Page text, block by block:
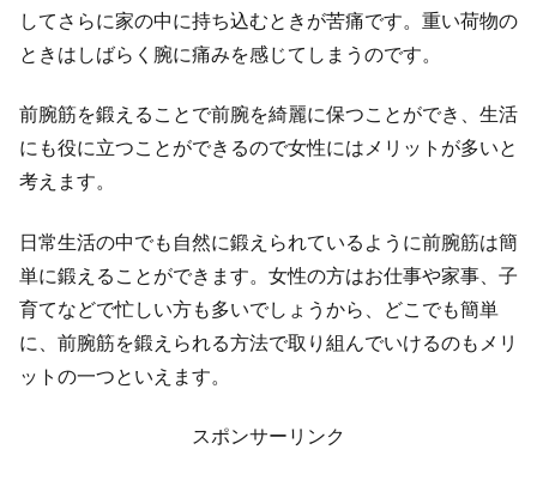
してさらに家の中に持ち込むときが苦痛です。重い荷物の
ときはしばらく腕に痛みを感じてしまうのです。
前腕筋を鍛えることで前腕を綺麗に保つことができ、生活
にも役に立つことができるので女性にはメリットが多いと
考えます。
日常生活の中でも自然に鍛えられているように前腕筋は簡
単に鍛えることができます。女性の方はお仕事や家事、子
育てなどで忙しい方も多いでしょうから、どこでも簡単
に、前腕筋を鍛えられる方法で取り組んでいけるのもメリ
ットの一つといえます。
スポンサーリンク